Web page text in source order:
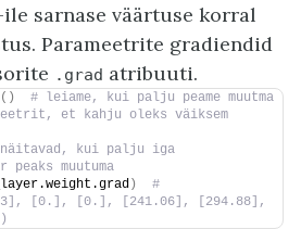
sarnase väärtuse korral
Parameetrite gradiendid
.grad atribuuti.
()
# leiame, kui palju peame muutma
et kahju oleks väiksem
kui palju iga
peaks muutuma
)
#
[0.], [0.], [241.06], [294.88],